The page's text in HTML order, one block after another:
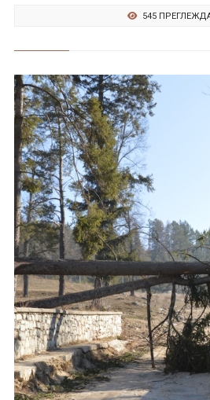
545